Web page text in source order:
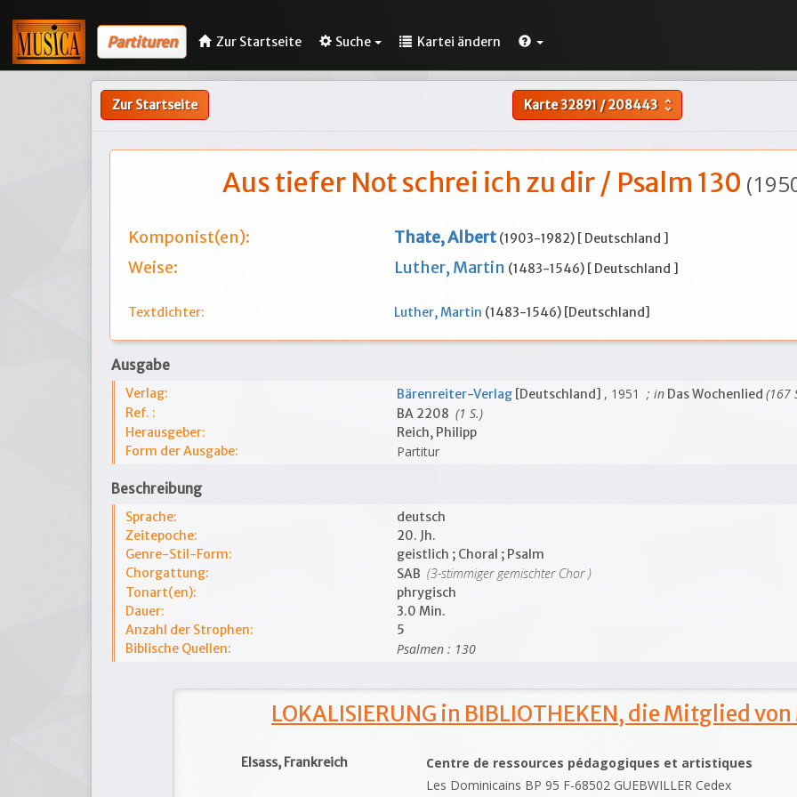
Partituren Zur Startseite Suche Kartei ändern
Zur Startseite Karte32891/208443 unfold_more
Aus tiefer Not schrei ich zu dir / Psalm 130
Komponist(en): Thate, Albert (1903-1982) [ Deutschland ]
Weise: Luther, Martin (1483-1546) [ Deutschland ]
Textdichter: Luther, Martin (1483-1546) [Deutschland]
Ausgabe
Verlag: Bärenreiter-Verlag [Deutschland] , 1951 ; in Das Wochenlied(167
Ref. : BA 2208 (1 S.)
Herausgeber:
Reich, Philipp
Form der Ausgabe:
Partitur
Beschreibung
Sprache:
deutsch
Zeitepoche:
20. Jh.
Genre-Stil-Form:
geistlich ; Choral ; Psalm
Chorgattung:
SAB (3-stimmiger gemischter Chor )
Tonart(en):
phrygisch
Dauer:
3.0 Min.
Anzahl der Strophen:
5
Biblische Quellen:
Psalmen : 130
LOKALISIERUNG in BIBLIOTHEKEN, die Mitglied von
Elsass, Frankreich
Centre de ressources pédagogiques et artistiques
Les Dominicains BP 95 F-68502 GUEBWILLER Cedex